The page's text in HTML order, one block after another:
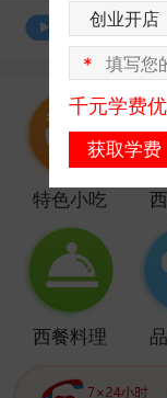
1分钟了解
特色小吃
西餐料理
创业开店
*
千元学费
获取学费